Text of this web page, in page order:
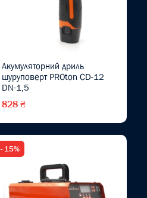
Акумуляторний дриль
шуруповерт PROton CD-12
DN-1,5
828 ₴
- 15%